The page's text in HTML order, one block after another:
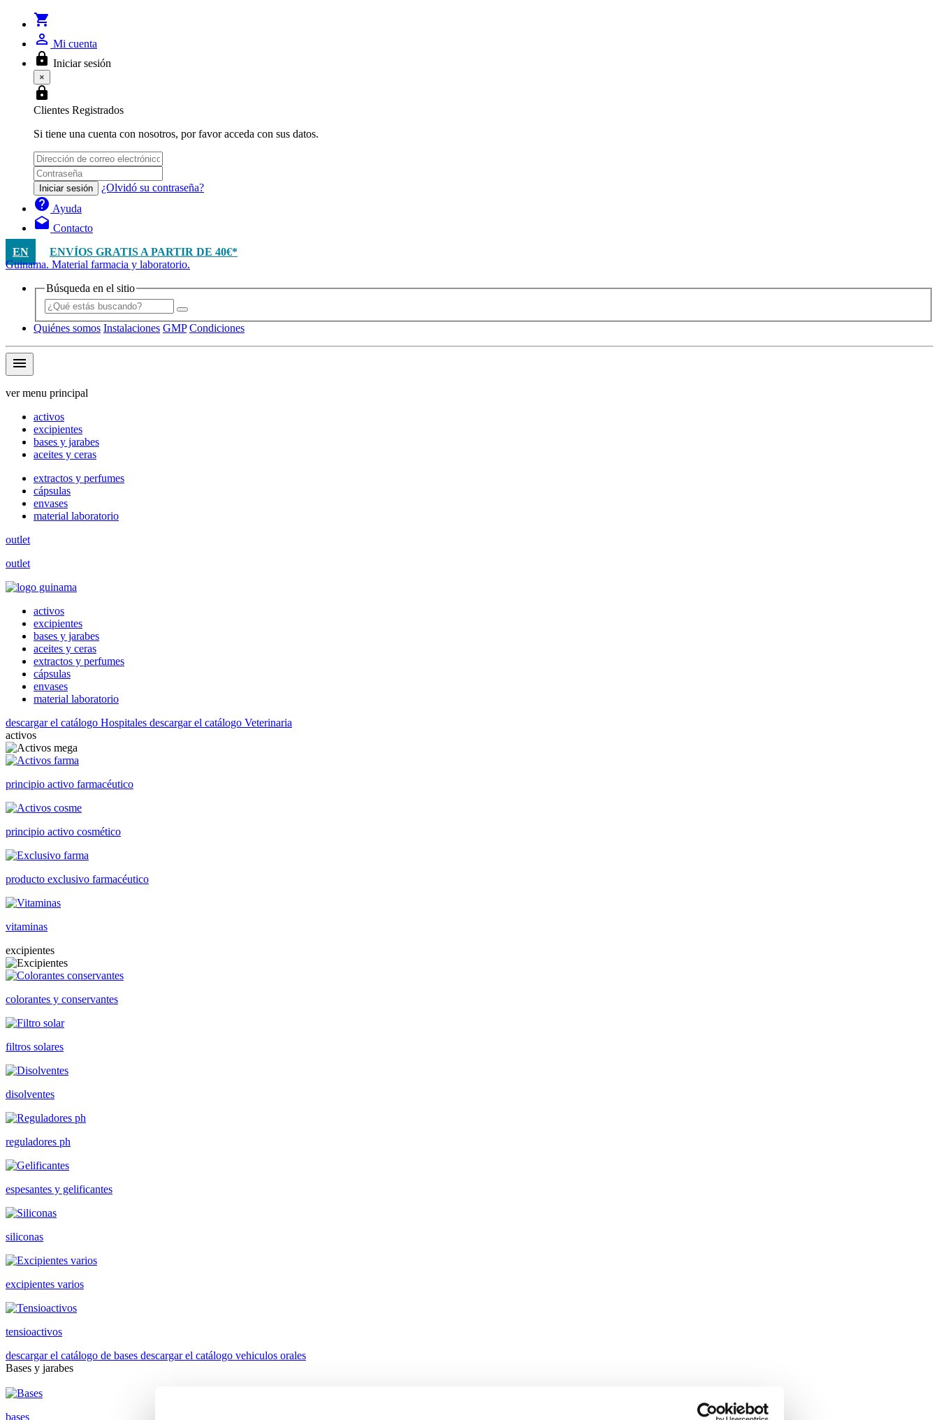
shopping_cart
person_outline Mi cuenta
lock Iniciar sesión
×
lock
Clientes Registrados
Si tiene una cuenta con nosotros, por favor acceda con sus datos.
Iniciar sesión ¿Olvidó su contraseña?
help Ayuda
drafts Contacto
EN
ENVÍOS GRATIS A PARTIR DE 40€*
Guinama. Material farmacia y laboratorio.
Búsqueda en el sitio
Quiénes somos Instalaciones GMP Condiciones
menu
ver menu principal
activos
excipientes
bases y jarabes
aceites y ceras
extractos y perfumes
cápsulas
envases
material laboratorio
outlet
outlet
activos
excipientes
bases y jarabes
aceites y ceras
extractos y perfumes
cápsulas
envases
material laboratorio
descargar el catálogo Hospitales descargar el catálogo Veterinaria
activos
principio activo farmacéutico
principio activo cosmético
producto exclusivo farmacéutico
vitaminas
excipientes
colorantes y conservantes
filtros solares
disolventes
reguladores ph
espesantes y gelificantes
siliconas
excipientes varios
tensioactivos
descargar el catálogo de bases descargar el catálogo vehiculos orales
Bases y jarabes
bases